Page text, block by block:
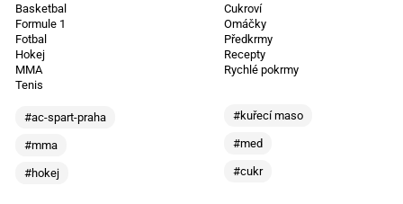
Basketbal
Formule 1
Fotbal
Hokej
MMA
Tenis
#ac-spart-praha
#mma
#hokej
Cukroví
Omáčky
Předkrmy
Recepty
Rychlé pokrmy
#kuřecí maso
#med
#cukr